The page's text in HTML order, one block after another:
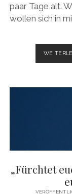
paar Tage alt.
wollen sich in
„Fürchtet